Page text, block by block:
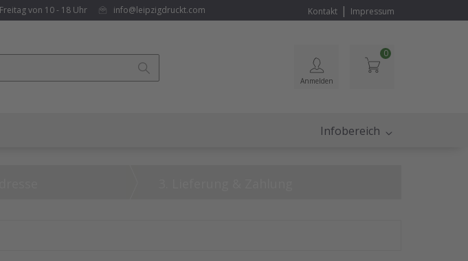
von 10 - 18 Uhr info@leipzigdruckt.com Kontakt | Impressum
Anmelden
0
Infobereich